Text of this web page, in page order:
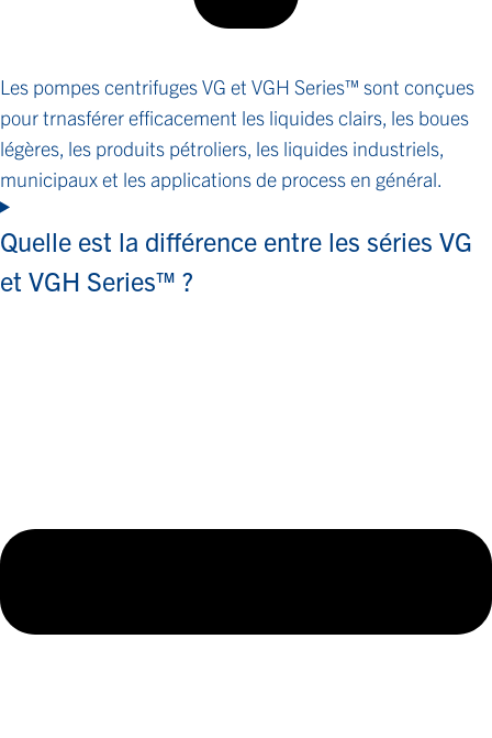
Les pompes centrifuges VG et VGH Series™ sont conçues
pour trnasférer efficacement les liquides clairs, les boues
légères, les produits pétroliers, les liquides industriels,
municipaux et les applications de process en général.
Quelle est la différence entre les séries VG
et VGH Series™ ?